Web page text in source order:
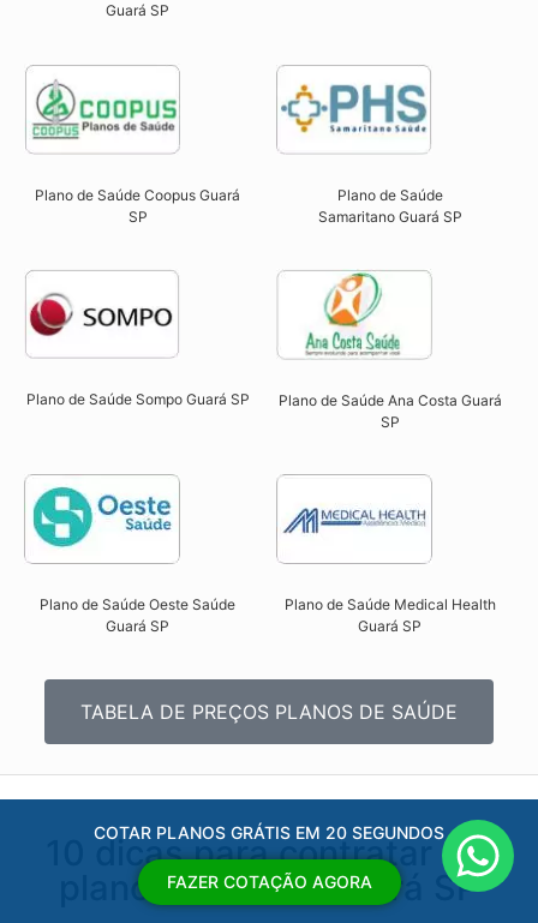
Guará SP​
Plano de Saúde Coopus Guará
SP​
Plano de Saúde
Samaritano Guará SP
Plano de Saúde Sompo Guará SP​
Plano de Saúde Ana Costa Guará
SP​
Plano de Saúde Oeste Saúde
Guará SP​
Plano de Saúde Medical Health
Guará SP​
TABELA DE PREÇOS PLANOS DE SAÚDE
10 dicas para contratar um
plano de saúde Guará SP
COTAR PLANOS GRÁTIS EM 20 SEGUNDOS
FAZER COTAÇÃO AGORA